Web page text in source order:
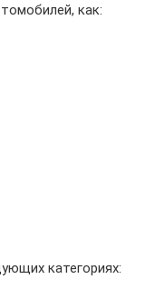
как:
категориях: